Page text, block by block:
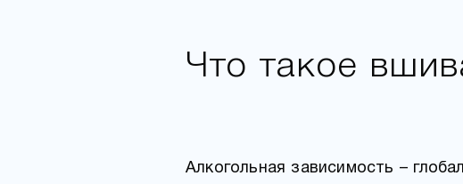
Что такое
Алкогольная зависимость –